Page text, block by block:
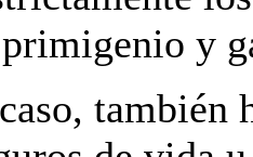
y
también